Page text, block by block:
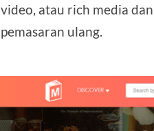
video, atau rich media
pemasaran ulang.